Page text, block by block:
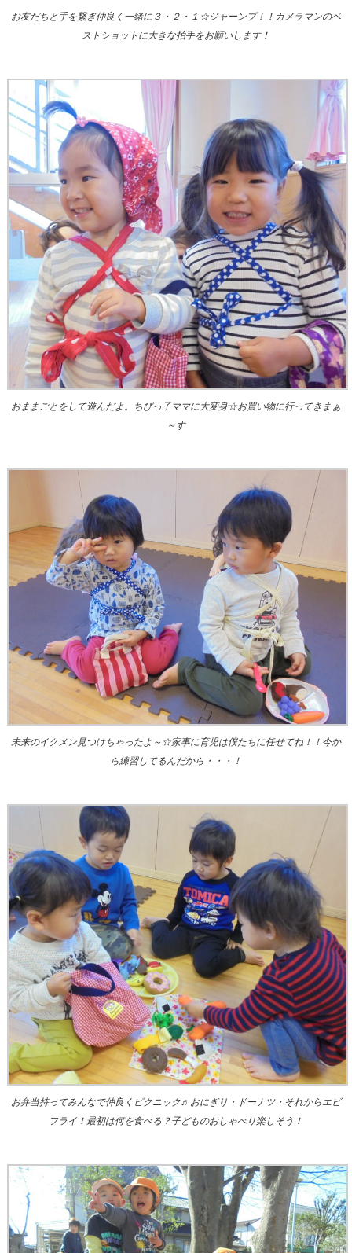
お友だちと手を繋ぎ仲良く一緒に３・２・１☆ジャーンプ！！カメラマンのベ
ストショットに大きな拍手をお願いします！
おままごとをして遊んだよ。ちびっ子ママに大変身☆お買い物に行ってきまぁ
～す
未来のイクメン見つけちゃったよ～☆家事に育児は僕たちに任せてね！！今か
ら練習してるんだから・・・！
お弁当持ってみんなで仲良くピクニック♬おにぎり・ドーナツ・それからエビ
フライ！最初は何を食べる？子どものおしゃべり楽しそう！